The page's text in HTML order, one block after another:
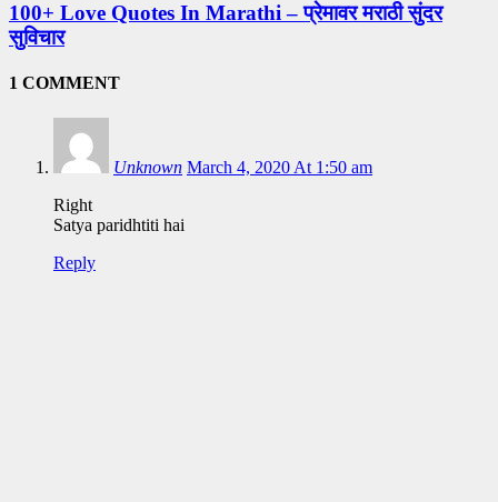
100+ Love Quotes In Marathi – प्रेमावर मराठी सुंदर
सुविचार
1 COMMENT
Unknown March 4, 2020 At 1:50 am
Right
Satya paridhtiti hai
Reply